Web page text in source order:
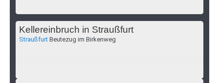
Kellereinbruch in Straußfurt
Straußfurt Beutezug im Birkenweg